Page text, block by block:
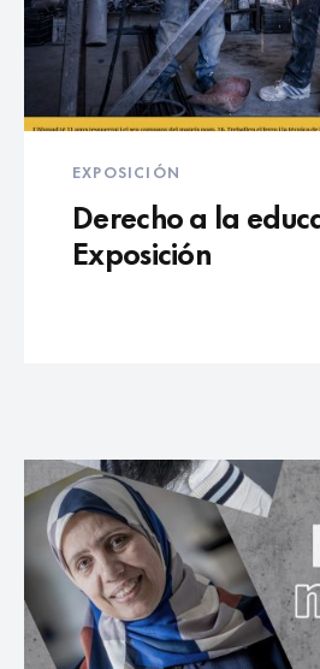
EXPOSICIÓN
Derecho a la
Exposición